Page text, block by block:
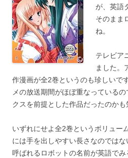
が、英語
そのまま
ね。
テレビア
ました。
作漫画が全2巻というのも珍しいで
メの放送期間がほぼ重なっている
クスを前提とした作品だったのかも
いずれにせよ全2巻というボリュー
には手を出しやすい長さなのでは
呼ばれるロボットの名前が英語で